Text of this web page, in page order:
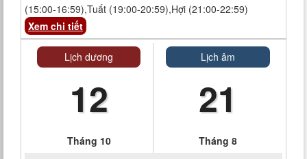
(15:00-16:59),Tuất (19:00-20:59),Hợi (21:00-22:59)
Xem chi tiết
Lịch dương
12
Tháng 10
Lịch âm
21
Tháng 8